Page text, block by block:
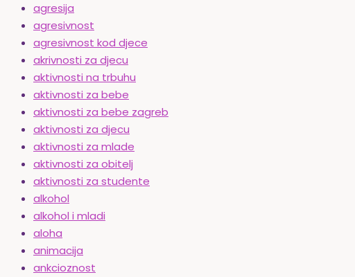
agresija
agresivnost
agresivnost kod djece
akrivnosti za djecu
aktivnosti na trbuhu
aktivnosti za bebe
aktivnosti za bebe zagreb
aktivnosti za djecu
aktivnosti za mlade
aktivnosti za obitelj
aktivnosti za studente
alkohol
alkohol i mladi
aloha
animacija
ankcioznost